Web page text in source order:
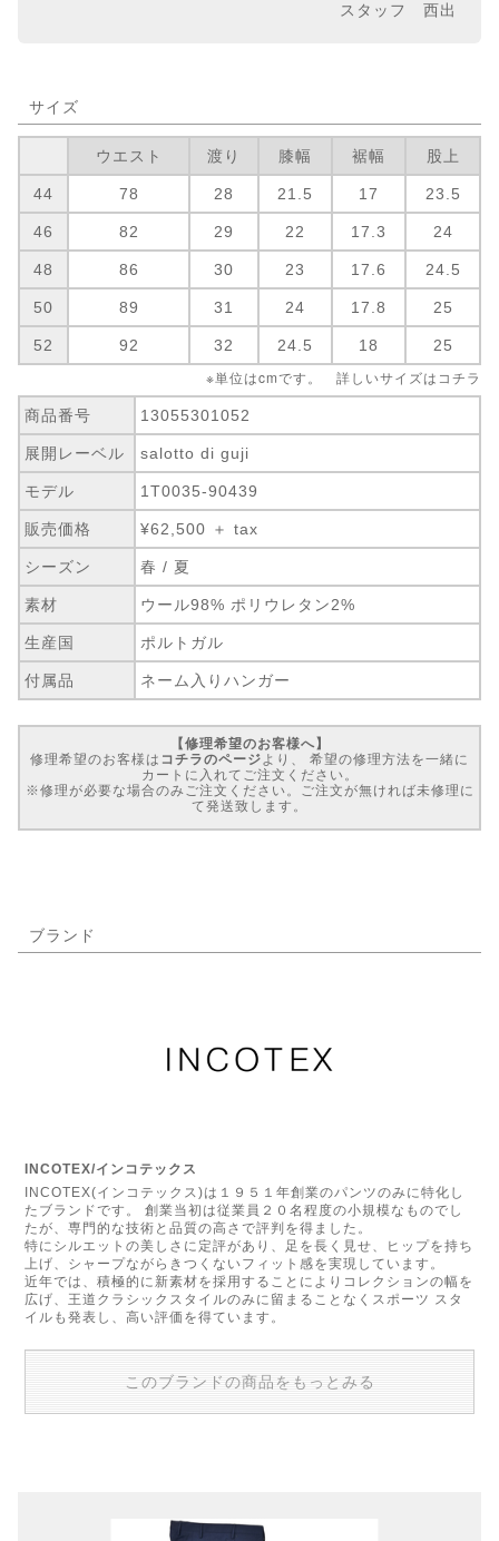
スタッフ 西出
サイズ
ウエスト 渡り 膝幅 裾幅 股上
44 78 28 21.5 17 23.5
46 82 29 22 17.3 24
48 86 30 23 17.6 24.5
50 89 31 24 17.8 25
52 92 32 24.5 18 25
※単位はcmです。 詳しいサイズは コチラ
商品番号 13055301052
展開レーベル salotto di guji
モデル 1T0035-90439
販売価格 ¥62,500 ＋ tax
シーズン 春 / 夏
素材 ウール98% ポリウレタン2%
生産国 ポルトガル
付属品 ネーム入りハンガー
【修理希望のお客様へ】
修理希望のお客様は コチラのページ より、 希望の修理方法を一緒に
カートに入れてご注文ください。
※修理が必要な場合のみご注文ください。ご注文が無ければ未修理に
て発送致します。
ブランド
INCOTEX/インコテックス
INCOTEX(インコテックス)は１９５１年創業のパンツのみに特化し
たブランドです。 創業当初は従業員２０名程度の小規模なものでし
たが、専門的な技術と品質の高さで評判を得ました。
特にシルエットの美しさに定評があり、足を長く見せ、ヒップを持ち
上げ、シャープながらきつくないフィット感を実現しています。
近年では、積極的に新素材を採用することによりコレクションの幅を
広げ、王道クラシックスタイルのみに留まることなくスポーツ スタ
イルも発表し、高い評価を得ています。
このブランドの商品をもっとみる